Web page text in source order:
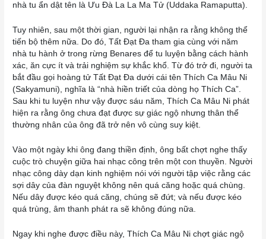
nhà tu ẩn dật tên là Ưu Đà La La Ma Tử (Uddaka Ramaputta).
Tuy nhiên, sau một thời gian, người lại nhận ra rằng không thể
tiến bộ thêm nữa. Do đó, Tất Đạt Đa tham gia cùng với năm
nhà tu hành ở trong rừng Benares để tu luyện bằng cách hành
xác, ăn cực ít và trải nghiệm sự khắc khổ. Từ đó trở đi, người ta
bắt đầu gọi hoàng tử Tất Đạt Đa dưới cái tên Thích Ca Mâu Ni
(Sakyamuni), nghĩa là “nhà hiền triết của dòng họ Thích Ca”.
Sau khi tu luyện như vậy được sáu năm, Thích Ca Mâu Ni phát
hiện ra rằng ông chưa đạt được sự giác ngộ nhưng thân thể
thường nhân của ông đã trở nên vô cùng suy kiệt.
Vào một ngày khi ông đang thiền định, ông bất chợt nghe thấy
cuộc trò chuyện giữa hai nhạc công trên một con thuyền. Người
nhạc công dày dạn kinh nghiệm nói với người tập việc rằng các
sợi dây của đàn nguyệt không nên quá căng hoặc quá chùng.
Nếu dây được kéo quá căng, chúng sẽ đứt; và nếu được kéo
quá trùng, âm thanh phát ra sẽ không đúng nữa.
Ngay khi nghe được điều này, Thích Ca Mâu Ni chợt giác ngộ